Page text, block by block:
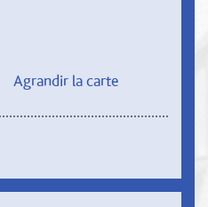
Agrandir la carte